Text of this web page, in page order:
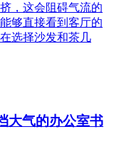
，这会阻碍气流的
够直接看到客厅的
选择沙发和茶几
大气的办公室书